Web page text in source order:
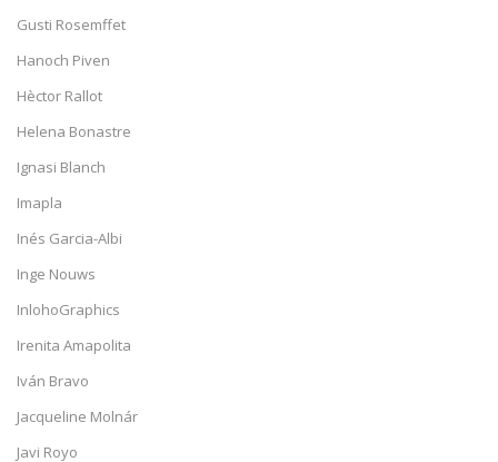
Gusti Rosemffet
Hanoch Piven
Hèctor Rallot
Helena Bonastre
Ignasi Blanch
Imapla
Inés Garcia-Albi
Inge Nouws
InlohoGraphics
Irenita Amapolita
Iván Bravo
Jacqueline Molnár
Javi Royo